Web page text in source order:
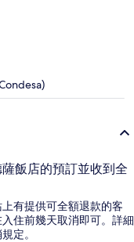
飯店的預訂並收到全
有提供可全額退款的客
住前幾天取消即可。詳細
定。